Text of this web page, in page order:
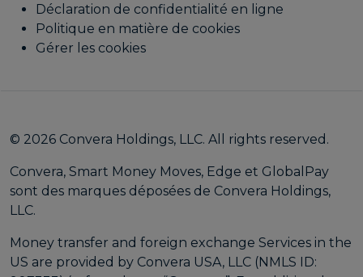
Déclaration de confidentialité en ligne
Politique en matière de cookies
Gérer les cookies
© 2026 Convera Holdings, LLC. All rights reserved.
Convera, Smart Money Moves, Edge et GlobalPay
sont des marques déposées de Convera Holdings,
LLC.
Money transfer and foreign exchange Services in the
US are provided by Convera USA, LLC (NMLS ID: